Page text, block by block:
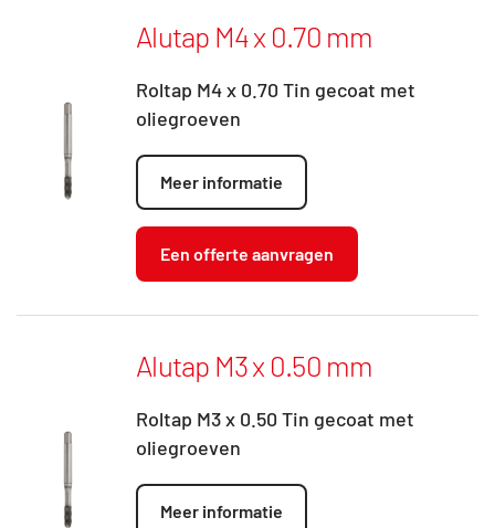
Alutap M4 x 0.70 mm
Roltap M4 x 0.70 Tin gecoat met
oliegroeven
Meer informatie
Een offerte aanvragen
Alutap M3 x 0.50 mm
Roltap M3 x 0.50 Tin gecoat met
oliegroeven
Meer informatie